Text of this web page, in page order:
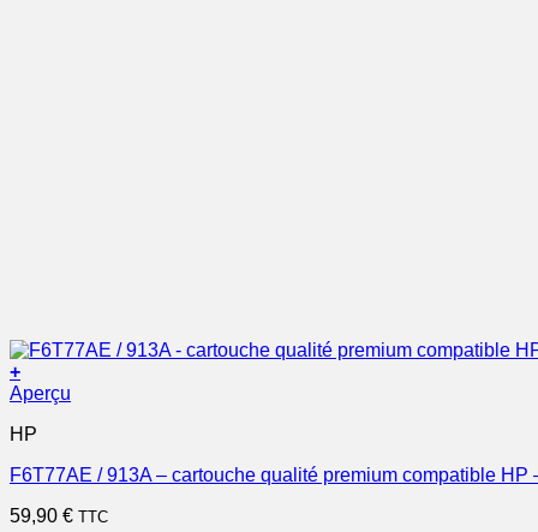
+
Aperçu
HP
F6T77AE / 913A – cartouche qualité premium compatible HP
59,90 € TTC